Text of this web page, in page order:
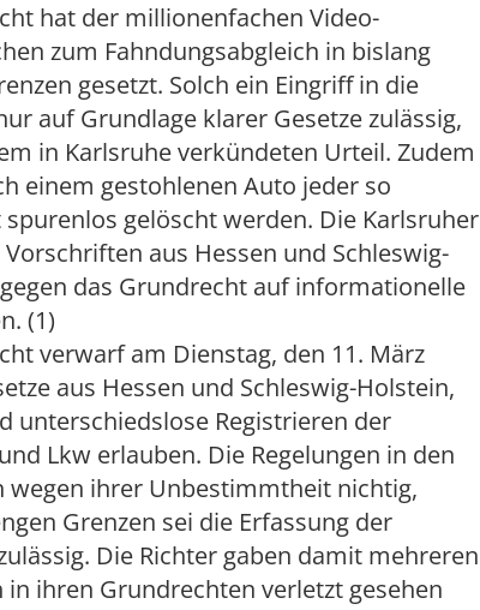
hat der millionenfachen Video-
zum Fahndungsabgleich in bislang
gesetzt. Solch ein Eingriff in die
auf Grundlage klarer Gesetze zulässig,
in Karlsruhe verkündeten Urteil. Zudem
einem gestohlenen Auto jeder so
gelöscht werden. Die Karlsruher
aus Hessen und Schleswig-
das Grundrecht auf informationelle
(1)
verwarf am Dienstag, den 11. März
aus Hessen und Schleswig-Holstein,
unterschiedslose Registrieren der
Lkw erlauben. Die Regelungen in den
wegen ihrer Unbestimmtheit nichtig,
Grenzen sei die Erfassung der
Die Richter gaben damit mehreren
ihren Grundrechten verletzt gesehen